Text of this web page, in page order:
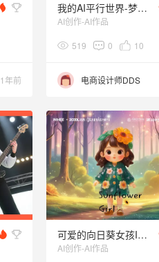
1年前
我的AI平行世界-梦想探险家
AI创作-AI作品
519 0 10
电商设计师DDS
可爱的向日葵女孩IP定制形象通过WHEE创作实现多场景应用
AI创作-AI作品